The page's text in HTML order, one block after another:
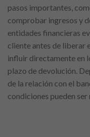
pasos importantes,
comprobar ingresos y
entidades financieras
cliente antes de liberar
influir directamente en
plazo de devolución.
de la relación con el
condiciones pueden ser